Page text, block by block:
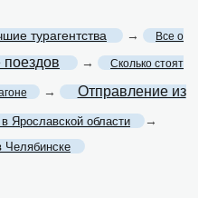
турагентства → Все о
поездов → Сколько стоят
→
Отправление из
Ярославской области →
Челябинске